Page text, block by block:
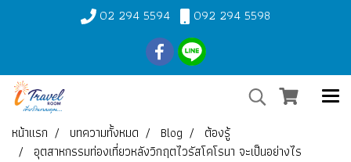
02 294 5594 092 294 5598
หน้าแรก บทความทั้งหมด Blog
ต้องรู้
อุตสาหกรรมท่องเที่ยวหลังวิกฤตไวรัสโคโรนา จะเป็นอย่างไร